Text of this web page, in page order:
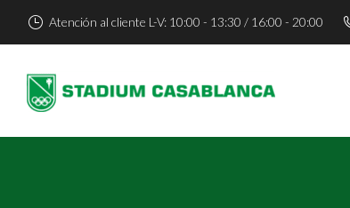
Atención al cliente L-V: 10:00 - 13:30 / 16:00 - 20:00